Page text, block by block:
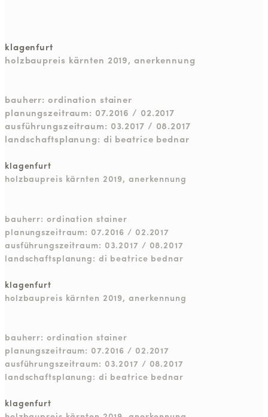
klagenfurt
holzbaupreis kärnten 2019, anerkennung
bauherr: ordination stainer
planungszeitraum: 07.2016 / 02.2017
ausführungszeitraum: 03.2017 / 08.2017
landschaftsplanung: di beatrice bednar
klagenfurt
holzbaupreis kärnten 2019, anerkennung
bauherr: ordination stainer
planungszeitraum: 07.2016 / 02.2017
ausführungszeitraum: 03.2017 / 08.2017
landschaftsplanung: di beatrice bednar
klagenfurt
holzbaupreis kärnten 2019, anerkennung
bauherr: ordination stainer
planungszeitraum: 07.2016 / 02.2017
ausführungszeitraum: 03.2017 / 08.2017
landschaftsplanung: di beatrice bednar
klagenfurt